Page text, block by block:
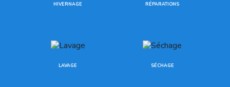
HIVERNAGE RÉPARATIONS
LAVAGE SÉCHAGE